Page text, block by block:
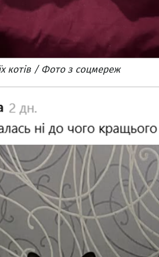
котів / Фото з соцмереж